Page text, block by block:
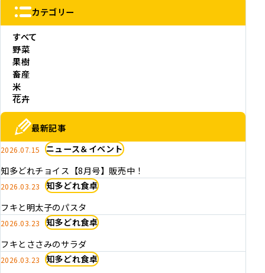
カテゴリー
すべて
野菜
果樹
畜産
米
花卉
最新記事
2026.07.15 ニュース＆イベント
知多どれチョイス【8月号】販売中！
2026.03.23 知多どれ食卓
フキと明太子のパスタ
2026.03.23 知多どれ食卓
フキとささみのサラダ
2026.03.23 知多どれ食卓